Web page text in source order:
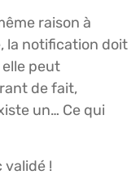
raison à
la notification doit
peut
de fait,
un… Ce qui
!